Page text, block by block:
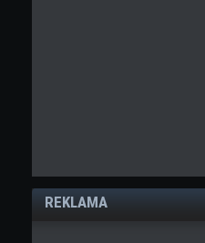
REKLAMA